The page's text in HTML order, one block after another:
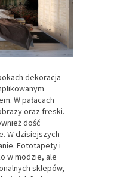
dekoracja
W pałacach
oraz freski.
dość
W dzisiejszych
Fototapety i
w modzie, ale
sklepów,